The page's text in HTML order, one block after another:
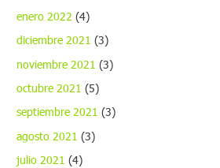
enero 2022 (4)
diciembre 2021 (3)
noviembre 2021 (3)
octubre 2021 (5)
septiembre 2021 (3)
agosto 2021 (3)
julio 2021 (4)